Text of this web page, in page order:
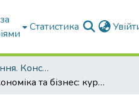
Статистика
Навчальні видання. Конспекти лекцій
Економіка та бізнес: курс лекцій для здобувачів ступеня вищої освіти «Магістр» зі спеціальності 122 «Комп’ютерні науки»